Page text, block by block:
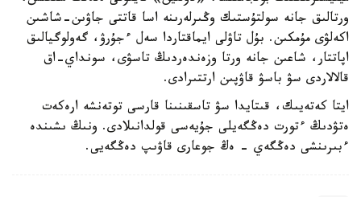
ورتالىق جانە سولتۇستىك وڭىرلەرىنە اسا قاتتى جاۋىن-شاشىن
اكەلۋى مۇمكىن. بۇل تاۋلى ايماقتاردا سەل ءجۇرۋ، گەولوگيالىق
اپاتتار، شاعىن جانە ورتا وزەندەردىڭ تاسۋى، سونداي-اق
قالالاردى سۋ باسۋ قاۋپىن ارتتىرادى.
ايتا كەتەيىك، قىتايدا سۋ تاسقىنىنا قارسى توتەنشە ارەكەت
ەتۋدىڭ ءتورت دەڭگەيلى جۇيەسى قولدانىلادى. ونىڭ ىشىندە
ءبىرىنشى دەڭگەي - ەڭ جوعارى قاۋىپ دەڭگەيى.